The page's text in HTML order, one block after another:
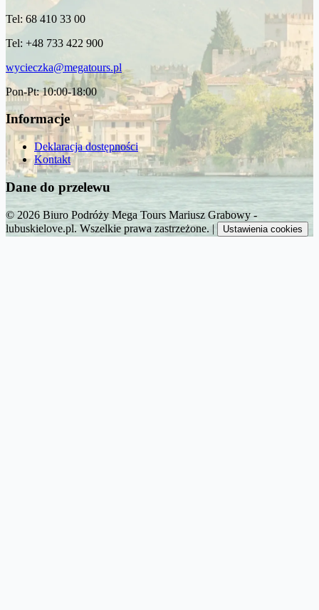
Tel: 68 410 33 00
Tel: +48 733 422 900
wycieczka@megatours.pl
Pon-Pt: 10:00-18:00
Informacje
Deklaracja dostępności
Kontakt
Dane do przelewu
© 2026 Biuro Podróży Mega Tours Mariusz Grabowy -
lubuskielove.pl. Wszelkie prawa zastrzeżone. | Ustawienia cookies